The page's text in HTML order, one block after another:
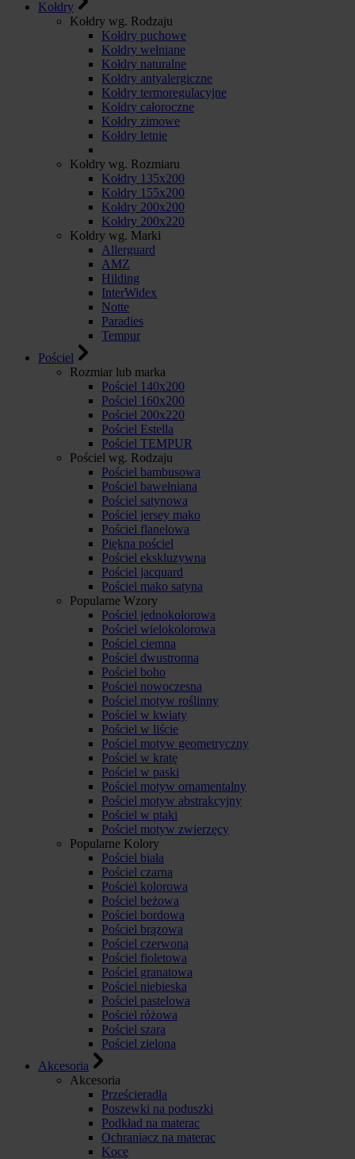
Kołdry
Kołdry wg. Rodzaju
Kołdry puchowe
Kołdry wełniane
Kołdry naturalne
Kołdry antyalergiczne
Kołdry termoregulacyjne
Kołdry całoroczne
Kołdry zimowe
Kołdry letnie
Kołdry wg. Rozmiaru
Kołdry 135x200
Kołdry 155x200
Kołdry 200x200
Kołdry 200x220
Kołdry wg. Marki
Allerguard
AMZ
Hilding
InterWidex
Notte
Paradies
Tempur
Pościel
Rozmiar lub marka
Pościel 140x200
Pościel 160x200
Pościel 200x220
Pościel Estella
Pościel TEMPUR
Pościel wg. Rodzaju
Pościel bambusowa
Pościel bawełniana
Pościel satynowa
Pościel jersey mako
Pościel flanelowa
Piękna pościel
Pościel ekskluzywna
Pościel jacquard
Pościel mako satyna
Popularne Wzory
Pościel jednokolorowa
Pościel wielokolorowa
Pościel ciemna
Pościel dwustronna
Pościel boho
Pościel nowoczesna
Pościel motyw roślinny
Pościel w kwiaty
Pościel w liście
Pościel motyw geometryczny
Pościel w kratę
Pościel w paski
Pościel motyw ornamentalny
Pościel motyw abstrakcyjny
Pościel w ptaki
Pościel motyw zwierzęcy
Popularne Kolory
Pościel biała
Pościel czarna
Pościel kolorowa
Pościel beżowa
Pościel bordowa
Pościel brązowa
Pościel czerwona
Pościel fioletowa
Pościel granatowa
Pościel niebieska
Pościel pastelowa
Pościel różowa
Pościel szara
Pościel zielona
Akcesoria
Akcesoria
Prześcieradła
Poszewki na poduszki
Podkład na materac
Ochraniacz na materac
Koce